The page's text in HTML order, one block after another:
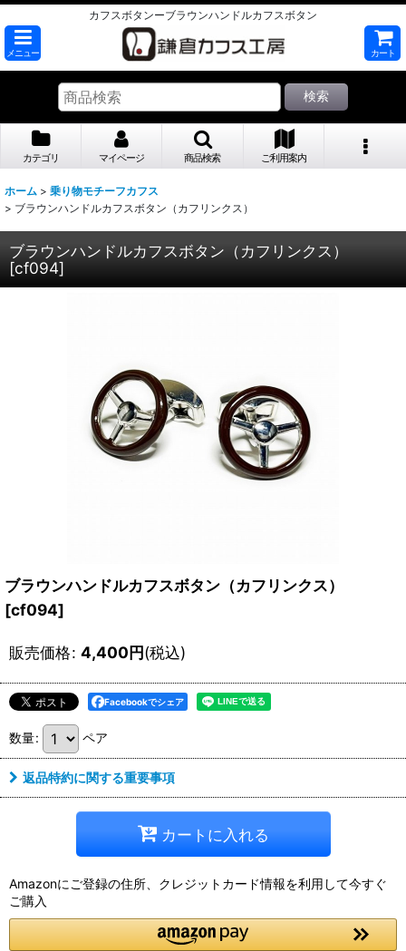
カフスボタンーブラウンハンドルカフスボタン
メニュー カート
検索
カテゴリ マイページ 商品検索 ご利用案内
ホーム > 乗り物モチーフカフス
> ブラウンハンドルカフスボタン（カフリンクス）
ブラウンハンドルカフスボタン（カフリンクス）
[cf094]
ブラウンハンドルカフスボタン（カフリンクス）
[cf094]
販売価格: 4,400円(税込)
Facebookでシェア
数量: ペア
返品特約に関する重要事項
カートに入れる
Amazonにご登録の住所、クレジットカード情報を利用して今すぐ
ご購入